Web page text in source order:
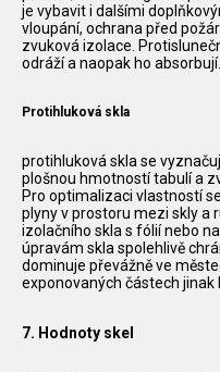
je vybavit i dalšími
vloupání, ochrana před
zvuková izolace.
odráží a naopak ho absorbují.
Protihluková skla
protihluková skla se
plošnou hmotností tabulí a
Pro optimalizaci vlastností
plyny v prostoru mezi skly a
izolačního skla s fólií nebo
úpravám skla spolehlivě
dominuje převážně ve
exponovaných částech jinak
7. Hodnoty skel